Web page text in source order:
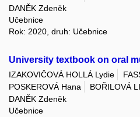
DANĚK Zdeněk
Učebnice
Rok: 2020, druh: Učebnice
University textbook on oral
IZAKOVIČOVÁ HOLLÁ Lydie
POSKEROVÁ Hana
BOŘILOVÁ
DANĚK Zdeněk
Učebnice